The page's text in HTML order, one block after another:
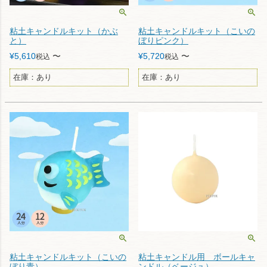
粘土キャンドルキット（かぶ
と）
¥5,610税込 〜
在庫：あり
粘土キャンドルキット（こいの
ぼりピンク）
¥5,720税込 〜
在庫：あり
粘土キャンドルキット（こいの
粘土キャンドル用 ボールキャ